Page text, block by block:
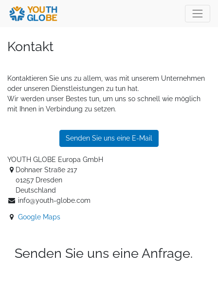
Kontakt
Kontaktieren Sie uns zu allem, was mit unserem Unternehmen
oder unseren Dienstleistungen zu tun hat.
Wir werden unser Bestes tun, um uns so schnell wie möglich
mit Ihnen in Verbindung zu setzen.
Senden Sie uns eine E-Mail
YOUTH GLOBE Europa GmbH
Dohnaer Straße 217
01257 Dresden
Deutschland
info@youth-globe.com
Google Maps
Senden Sie uns eine Anfrage.